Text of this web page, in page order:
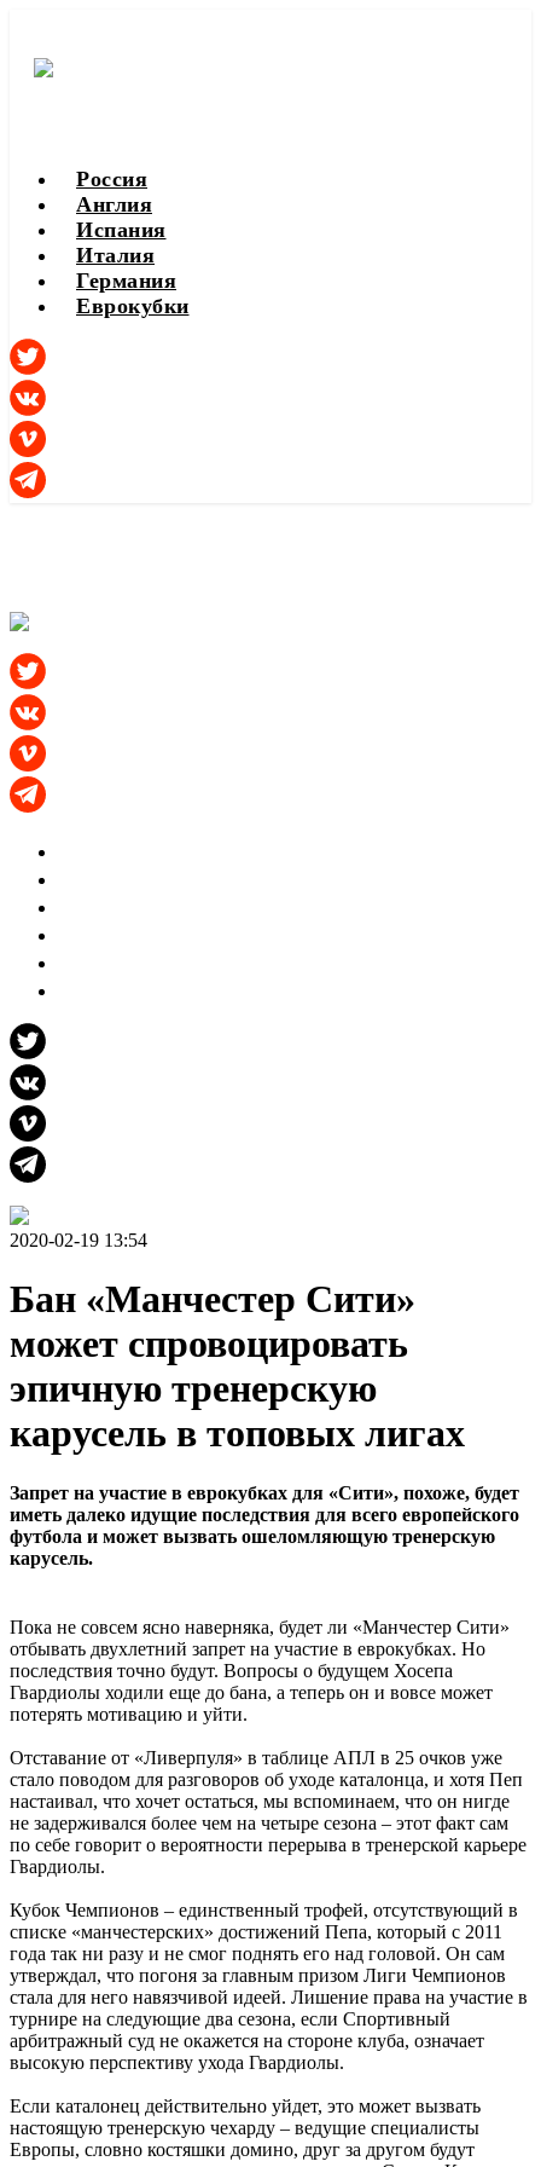
Россия
Англия
Испания
Италия
Германия
Еврокубки
2020-02-19 13:54
Бан «Манчестер Сити»
может спровоцировать
эпичную тренерскую
карусель в топовых лигах
Запрет на участие в еврокубках для «Сити», похоже, будет
иметь далеко идущие последствия для всего европейского
футбола и может вызвать ошеломляющую тренерскую
карусель.
Пока не совсем ясно наверняка, будет ли «Манчестер Сити»
отбывать двухлетний запрет на участие в еврокубках. Но
последствия точно будут. Вопросы о будущем Хосепа
Гвардиолы ходили еще до бана, а теперь он и вовсе может
потерять мотивацию и уйти.
Отставание от «Ливерпуля» в таблице АПЛ в 25 очков уже
стало поводом для разговоров об уходе каталонца, и хотя Пеп
настаивал, что хочет остаться, мы вспоминаем, что он нигде
не задерживался более чем на четыре сезона – этот факт сам
по себе говорит о вероятности перерыва в тренерской карьере
Гвардиолы.
Кубок Чемпионов – единственный трофей, отсутствующий в
списке «манчестерских» достижений Пепа, который с 2011
года так ни разу и не смог поднять его над головой. Он сам
утверждал, что погоня за главным призом Лиги Чемпионов
стала для него навязчивой идеей. Лишение права на участие в
турнире на следующие два сезона, если Спортивный
арбитражный суд не окажется на стороне клуба, означает
высокую перспективу ухода Гвардиолы.
Если каталонец действительно уйдет, это может вызвать
настоящую тренерскую чехарду – ведущие специалисты
Европы, словно костяшки домино, друг за другом будут